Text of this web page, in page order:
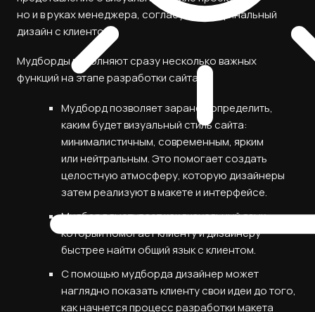
но и в руках менеджера, согласующего финальный
дизайн с клиентом.
Мудборды выполняют сразу несколько важных
функций на этапе разработки сайта:
Мудборд позволяет заранее определить,
каким будет визуальный стиль сайта:
минималистичным, современным, ярким
или нейтральным. Это помогает создать
целостную атмосферу, которую дизайнеры
затем реализуют в макете и интерфейсе.
Мудборд выступает как визуальный язык,
который помогает клиенту и дизайнеру
быстрее найти общий язык с клиентом.
С помощью мудборда дизайнер может
наглядно показать клиенту свои идеи до того,
как начнется процесс разработки макета